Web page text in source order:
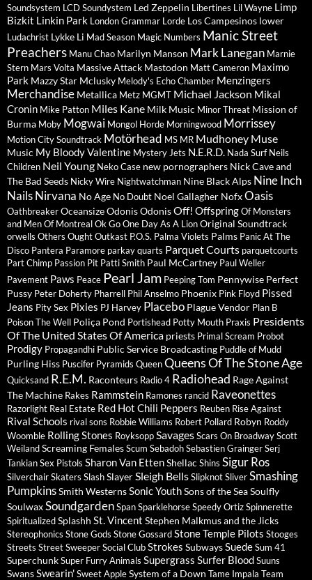
Soundsystem LCD Soundystem Led Zeppelin Libertines Lil Wayne Limp
Bizkit Linkin Park London Grammar Lorde Los Campesinos lower
Ludachrist Lykke Li Mad Season Magic Numbers Manic Street
Preachers Manu Chao Marilyn Manson Mark Lanegan Marnie
Stern Mars Volta Massive Attack Mastodon Matt Cameron Maximo
Park Mazzy Star Mclusky Melody's Echo Chamber Menzingers
Merchandise Metallica Metz MGMT Michael Jackson Mikal
Cronin Mike Patton Miles Kane Milk Music Minor Threat Mission of
Burma Moby Mogwai Mongol Horde Morningwood Morrissey
Motion City Soundtrack Motörhead MS MR Mudhoney Muse
Music My Bloody Valentine Mystery Jets N.E.R.D. Nada Surf Neils
Children Neil Young Neko Case new pornographers Nick Cave and
The Bad Seeds Nicky Wire Nightwatchman Nine Black Alps Nine Inch
Nails Nirvana No Age No Doubt Noel Gallagher NofxOasis
OathbreakerOceansizeOdonis OdonisOff! OffspringOf Monsters
and MenOf MontrealOk GoOne Day As A LionOriginal Soundtrack
orwells Others OughtOutkast P.O.S. Palma Violets Palms Panic At The
Disco Pantera Paramore parkay quarts Parquet Courts parquetcourts
Part Chimp Passion Pit Patti Smith Paul McCartney Paul Weller
Pavement Paws Peace Pearl Jam Peeping Tom Pennywise Perfect
Pussy Peter Doherty Pharrell Phil Anselmo Phoenix Pink Floyd Pissed
Jeans Pity Sex Pixies PJ Harvey Placebo Plague Vendor Plan B
Poison The Well Poliça Pond Portishead Potty Mouth Praxis Presidents
Of The United States Of America priests Primal Scream Probot
Prodigy Propagandhi Public Service Broadcasting Puddle of Mudd
Purling Hiss Puscifer Pyramids QueenQueens Of The Stone Age
Quicksand R.E.M. Raconteurs Radio 4 Radiohead Rage Against
The Machine Rakes Rammstein Ramones rancid Raveonettes
Razorlight Real Estate Red Hot Chili Peppers Reuben Rise Against
Rival Schools rival sons Robbie Williams Robert Pollard Robyn Roddy
Woomble Rolling Stones RoyksoppSavagesScars On BroadwayScott
WeilandScreaming FemalesScum SebadohSebastien GraingerSerj
TankianSex Pistols Sharon Van EttenShellac Shins Sigur Ros
SilverchairSkaters SlashSlayerSleigh BellsSlipknotSliverSmashing
PumpkinsSmith WesternsSonic YouthSons of the SeaSoulfly
SoulwaxSoundgardenSpanSparklehorseSpeedy OrtizSpinnerette
SpiritualizedSplashh St. Vincent Stephen Malkmus and the Jicks
Stereophonics Stone Gods Stone GossardStone Temple Pilots Stooges
Streets Street Sweeper Social ClubStrokes SubwaysSuedeSum 41
SuperchunkSuper Furry Animals Supergrass Surfer BloodSuuns
SwansSwearin'Sweet AppleSystem of a Down Tame Impala Team